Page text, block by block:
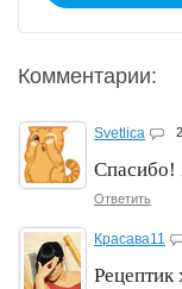
Комментарии:
Svetlica
Спасибо!
Ответить
Красава11